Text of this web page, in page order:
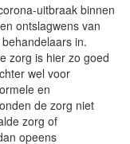
uitbraak binnen
ontslagwens van
in.
zorg is hier zo goed
wel voor
en
de zorg niet
zorg of
opeens